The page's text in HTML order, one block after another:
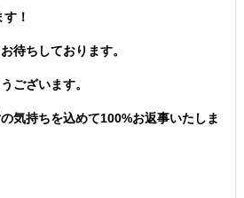
！
待ちしております。
ございます。
気持ちを込めて100%お返事いたしま